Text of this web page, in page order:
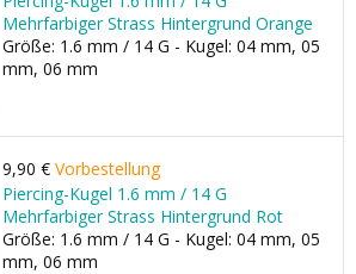
Mehrfarbiger Strass Hintergrund Orange
Größe: 1.6 mm / 14 G - Kugel: 04 mm, 05
mm, 06 mm
9,90 € Vorbestellung
Piercing-Kugel 1.6 mm / 14 G
Mehrfarbiger Strass Hintergrund Rot
Größe: 1.6 mm / 14 G - Kugel: 04 mm, 05
mm, 06 mm